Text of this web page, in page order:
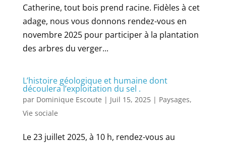
Catherine, tout bois prend racine. Fidèles à cet
adage, nous vous donnons rendez-vous en
novembre 2025 pour participer à la plantation
des arbres du verger...
L’histoire géologique et humaine dont
découlera l’exploitation du sel .
par Dominique Escoute | Juil 15, 2025| Paysages,
Vie sociale
Le 23 juillet 2025, à 10 h, rendez-vous au